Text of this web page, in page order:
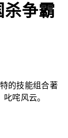
争霸
的技能组合著
咤风云。